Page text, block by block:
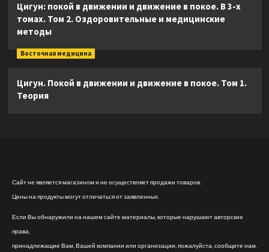
Цигун: покой в движении и движение в покое. В 3-х
томах. Том 2. Оздоровительные и медицинские
методы
Восточная медицина
Цигун. Покой в движении и движение в покое. Том 1.
Теория
Сайт не является магазином и не осуществляет продажи товаров.
Цены на продукты могут отличаться от заявленных.
Если Вы обнаружили на нашем сайте материалы, которые нарушают авторские
права,
принадлежащие Вам, Вашей компании или организации, пожалуйста, сообщите нам.